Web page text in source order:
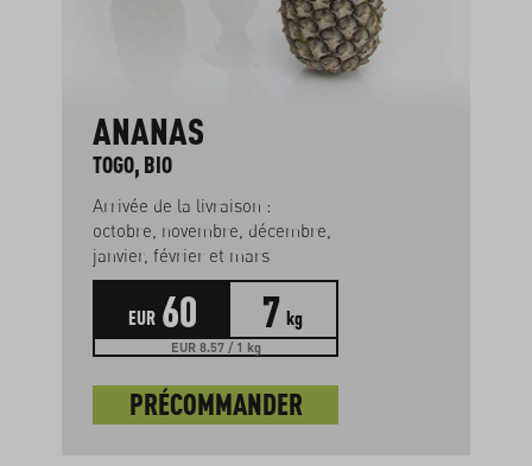
ANANAS
TOGO, BIO
Arrivée de la livraison :
octobre, novembre, décembre,
janvier, février et mars
EUR 60 7 kg
EUR 8.57 / 1 kg
PRÉCOMMANDER